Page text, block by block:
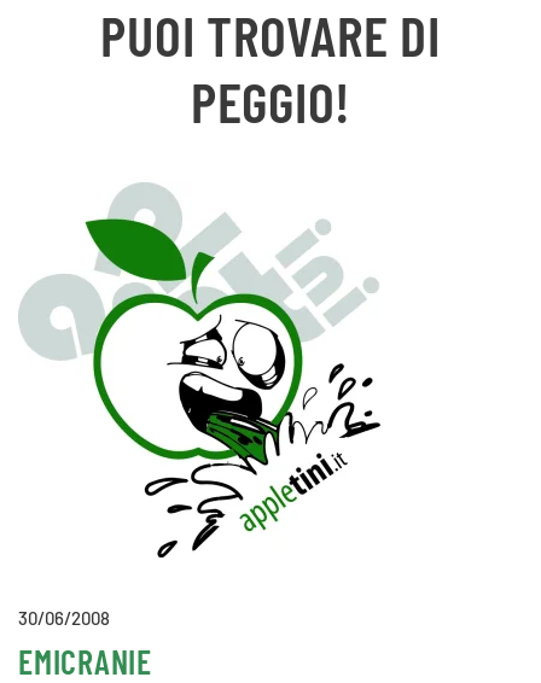
PUOI TROVARE DI
PEGGIO!
30/06/2008
EMICRANIE